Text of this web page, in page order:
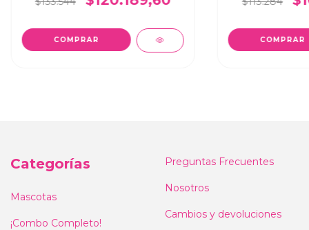
Categorías
Mascotas
¡Combo Completo!
Preguntas Frecuentes
Nosotros
Cambios y devoluciones